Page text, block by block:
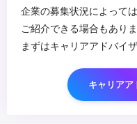
企業の募集状況によって
ご紹介できる場合もありま
まずはキャリアアドバイ
キャリアア